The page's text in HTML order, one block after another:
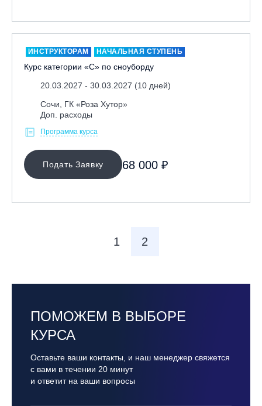
ИНСТРУКТОРАМ НАЧАЛЬНАЯ СТУПЕНЬ
Курс категории «С» по сноуборду
20.03.2027 - 30.03.2027 (10 дней)
Сочи, ГК «Роза Хутор»
Доп. расходы
Программа курса
Подать Заявку 68 000 ₽
1 2
ПОМОЖЕМ В ВЫБОРЕ
КУРСА
Оставьте ваши контакты, и наш менеджер свяжется
с вами в течении 20 минут
и ответит на ваши вопросы